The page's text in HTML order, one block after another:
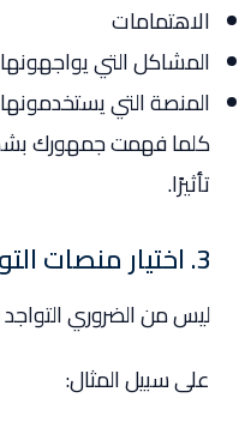
الاهتمامات
المشاكل التي يواجهونها
المنصة التي
كلما فهمت جمهورك
تأثيرًا.
3. اختيار منصات التواصل المناسبة
ليس من الضروري
على سبيل المثال: